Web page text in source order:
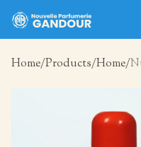
Home Products Home